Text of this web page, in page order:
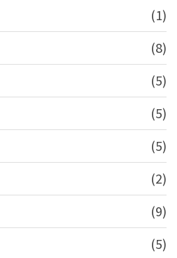
(1)
(8)
(5)
(5)
(5)
(2)
(9)
(5)